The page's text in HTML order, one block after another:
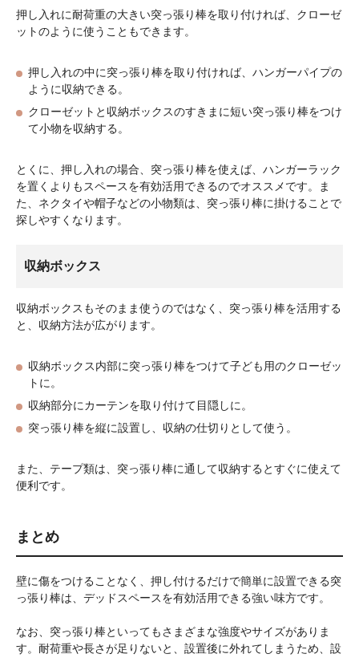
押し入れに耐荷重の大きい突っ張り棒を取り付ければ、クローゼ
ットのように使うこともできます。
押し入れの中に突っ張り棒を取り付ければ、ハンガーパイプの
ように収納できる。
クローゼットと収納ボックスのすきまに短い突っ張り棒をつけ
て小物を収納する。
とくに、押し入れの場合、突っ張り棒を使えば、ハンガーラック
を置くよりもスペースを有効活用できるのでオススメです。ま
た、ネクタイや帽子などの小物類は、突っ張り棒に掛けることで
探しやすくなります。
収納ボックス
収納ボックスもそのまま使うのではなく、突っ張り棒を活用する
と、収納方法が広がります。
収納ボックス内部に突っ張り棒をつけて子ども用のクローゼッ
トに。
収納部分にカーテンを取り付けて目隠しに。
突っ張り棒を縦に設置し、収納の仕切りとして使う。
また、テープ類は、突っ張り棒に通して収納するとすぐに使えて
便利です。
まとめ
壁に傷をつけることなく、押し付けるだけで簡単に設置できる突
っ張り棒は、デッドスペースを有効活用できる強い味方です。
なお、突っ張り棒といってもさまざまな強度やサイズがありま
す。耐荷重や長さが足りないと、設置後に外れてしまうため、設